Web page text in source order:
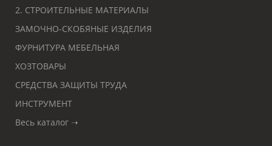
2. СТРОИТЕЛЬНЫЕ МАТЕРИАЛЫ
ЗАМОЧНО-СКОБЯНЫЕ ИЗДЕЛИЯ
ФУРНИТУРА МЕБЕЛЬНАЯ
ХОЗТОВАРЫ
СРЕДСТВА ЗАЩИТЫ ТРУДА
ИНСТРУМЕНТ
Весь каталог ➝